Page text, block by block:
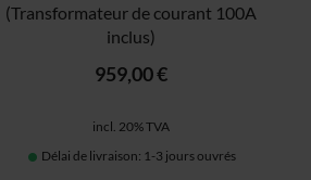
(Transformateur de courant 100A
inclus)
959,00 €
incl. 20% TVA
Délai de livraison: 1-3 jours ouvrés